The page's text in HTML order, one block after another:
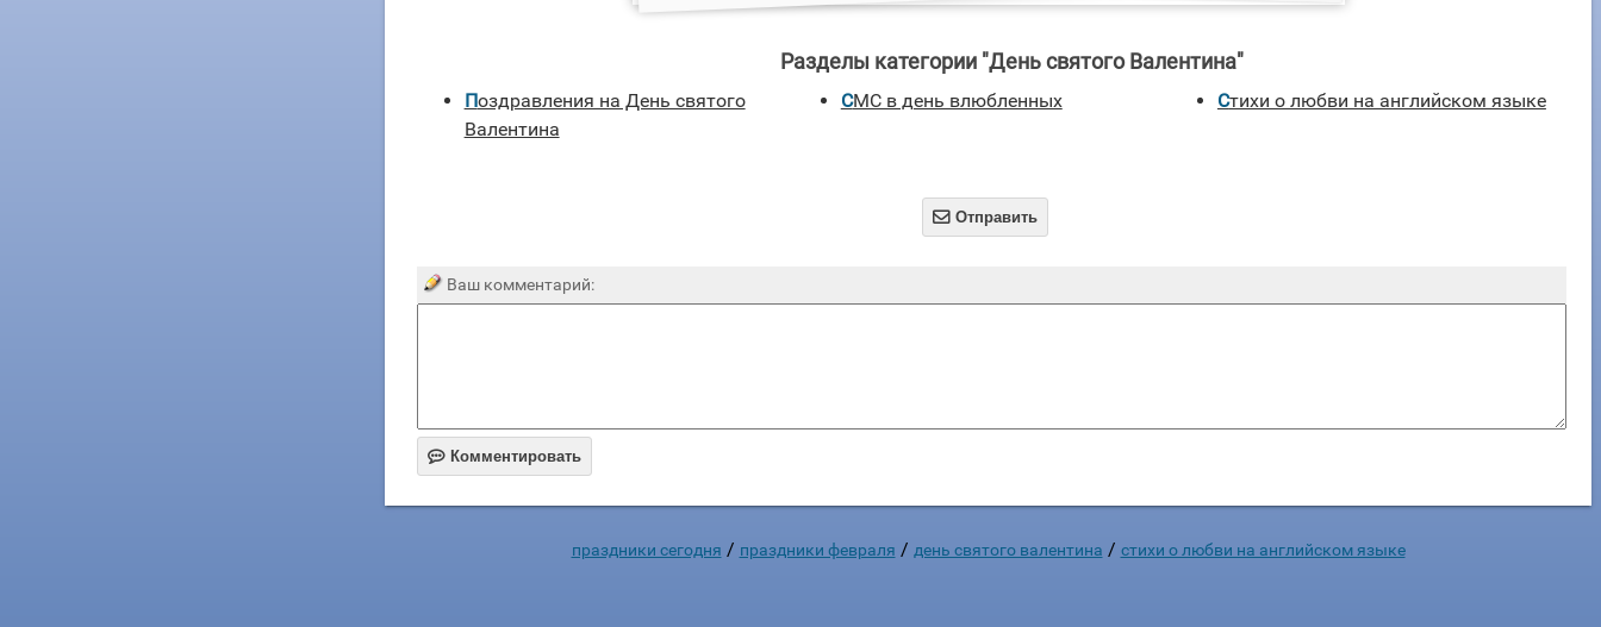
Разделы категории "День святого Валентина"
Поздравления на День святого
Валентина
СМС в день влюбленных Стихи о любви на английском языке
 Отправить
Ваш комментарий:
 Комментировать
праздники сегодня / праздники февраля / день святого валентина / стихи о любви на английском языке